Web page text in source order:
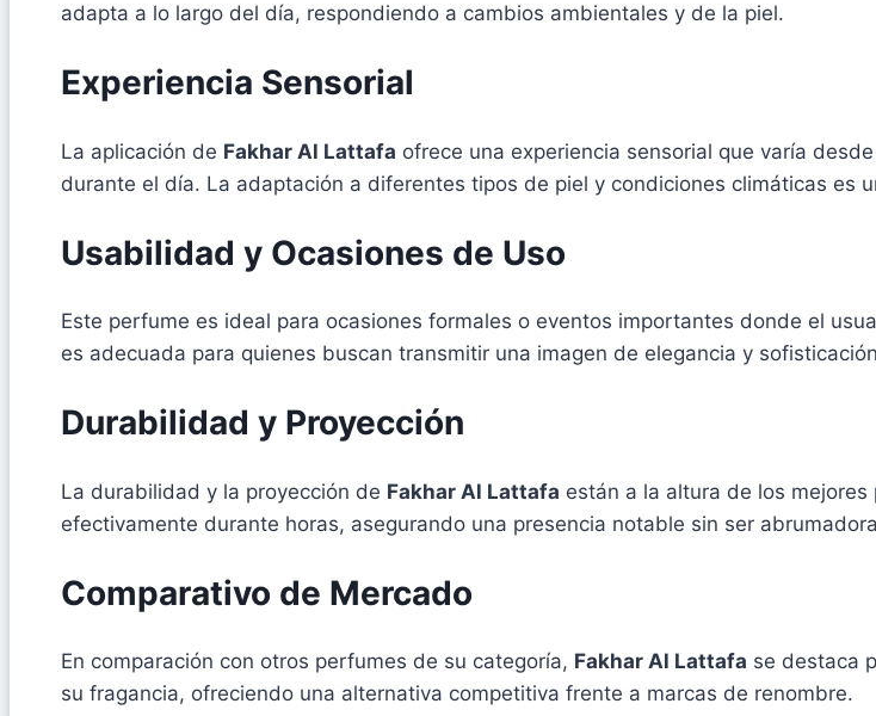
adapta a lo largo del día, respondiendo a cambios ambientales y de la piel.
Experiencia Sensorial
La aplicación de Fakhar Al Lattafa ofrece una experiencia sensorial que varía
durante el día. La adaptación a diferentes tipos de piel y condiciones climáticas es
Usabilidad y Ocasiones de Uso
Este perfume es ideal para ocasiones formales o eventos importantes donde el
es adecuada para quienes buscan transmitir una imagen de elegancia y
Durabilidad y Proyección
La durabilidad y la proyección de Fakhar Al Lattafa están a la altura de los
efectivamente durante horas, asegurando una presencia notable sin ser
Comparativo de Mercado
En comparación con otros perfumes de su categoría, Fakhar Al Lattafa se destaca
su fragancia, ofreciendo una alternativa competitiva frente a marcas de renombre.